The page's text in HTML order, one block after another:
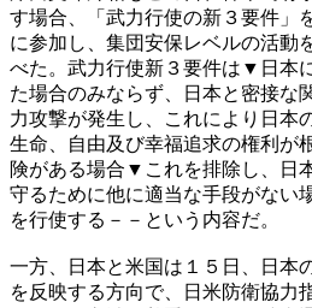
す場合、「武力行使の新３要件」
に参加し、集団安保レベルの活動
べた。武力行使新３要件は▼日本
た場合のみならず、日本と密接な
力攻撃が発生し、これにより日本
生命、自由及び幸福追求の権利が
険がある場合▼これを排除し、日
守るために他に適当な手段がない
を行使する－－という内容だ。
一方、日本と米国は１５日、日本
を反映する方向で、日米防衛協力